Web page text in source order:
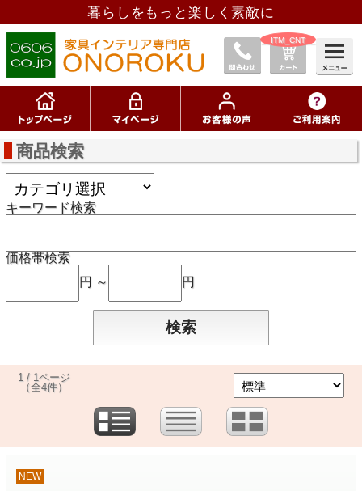
暮らしをもっと楽しく素敵に
__ITM_CNT__
商品検索
キーワード検索
価格帯検索
円 ～
円
1 / 1ページ
（全4件）
NEW